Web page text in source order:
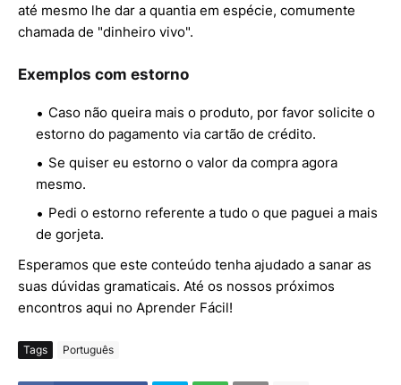
até mesmo lhe dar a quantia em espécie, comumente
chamada de "dinheiro vivo".
Exemplos com estorno
Caso não queira mais o produto, por favor solicite o
estorno do pagamento via cartão de crédito.
Se quiser eu estorno o valor da compra agora
mesmo.
Pedi o estorno referente a tudo o que paguei a mais
de gorjeta.
Esperamos que este conteúdo tenha ajudado a sanar as
suas dúvidas gramaticais. Até os nossos próximos
encontros aqui no Aprender Fácil!
Tags Português